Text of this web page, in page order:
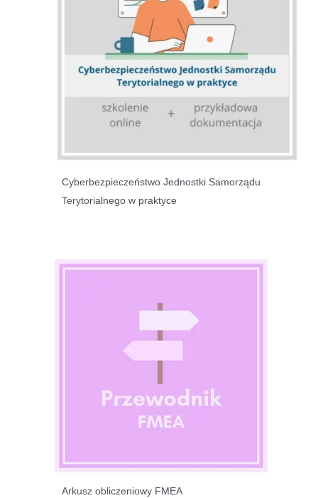
Cyberbezpieczeństwo Jednostki Samorządu
Terytorialnego w praktyce
Arkusz obliczeniowy FMEA